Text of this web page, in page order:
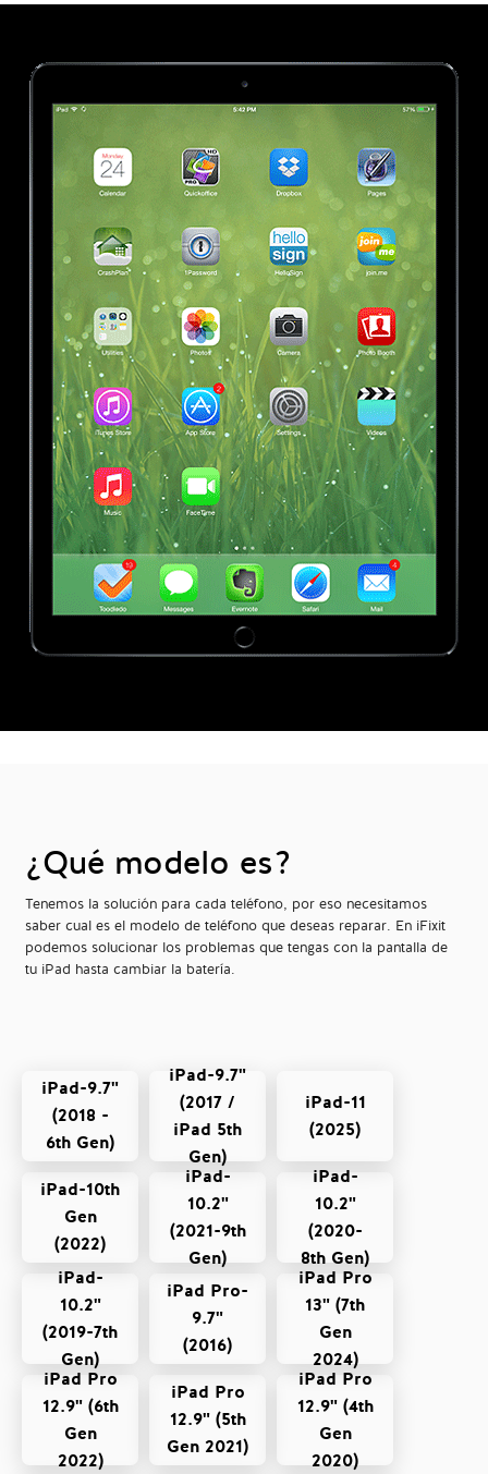
¿Qué modelo es?
Tenemos la solución para cada teléfono, por eso necesitamos
saber cual es el modelo de teléfono que deseas reparar. En iFixit
podemos solucionar los problemas que tengas con la pantalla de
tu iPad hasta cambiar la batería.
iPad-9.7"
(2018 -
6th Gen)
iPad-9.7"
(2017 /
iPad 5th
Gen)
iPad-11
(2025)
iPad-10th
Gen
(2022)
iPad-
10.2"
(2021-9th
Gen)
iPad-
10.2"
(2020-
8th Gen)
iPad-
10.2"
(2019-7th
Gen)
iPad Pro-
9.7"
(2016)
iPad Pro
13" (7th
Gen
2024)
iPad Pro
12.9" (6th
Gen
2022)
iPad Pro
12.9" (5th
Gen 2021)
iPad Pro
12.9" (4th
Gen
2020)